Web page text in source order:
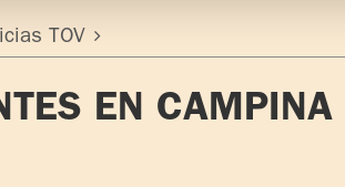
TOV
EN CAMPINA